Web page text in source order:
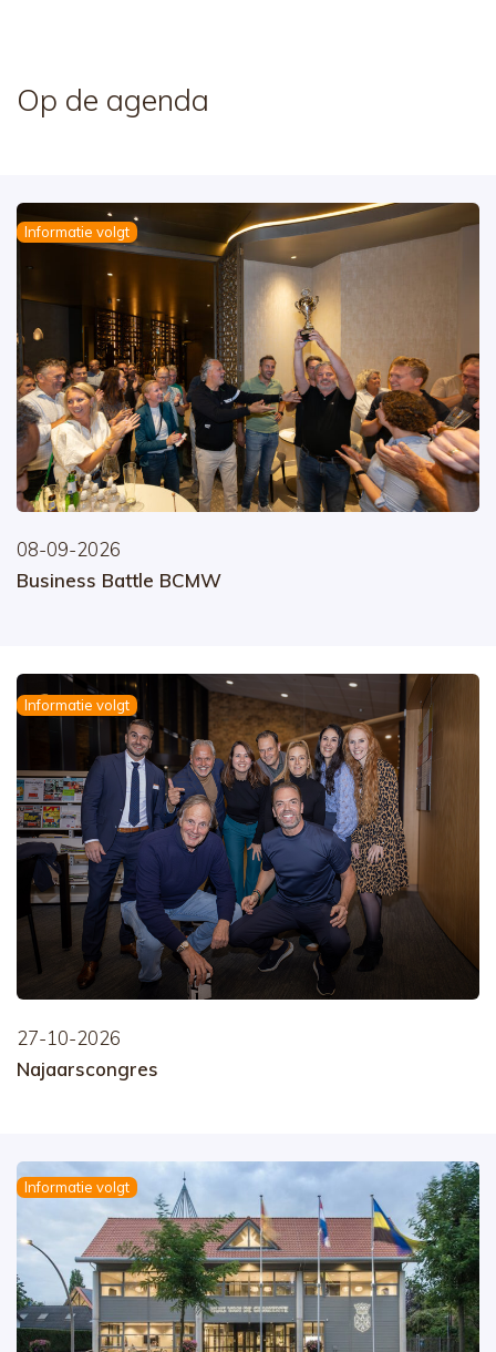
Op de agenda
Informatie volgt
08-09-2026
Business Battle BCMW
Informatie volgt
27-10-2026
Najaarscongres
Informatie volgt